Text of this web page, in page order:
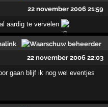
22 november 2006 21:59
aardig te vervelen
22 november 2006 22:03
gaan blijf ik nog wel eventjes